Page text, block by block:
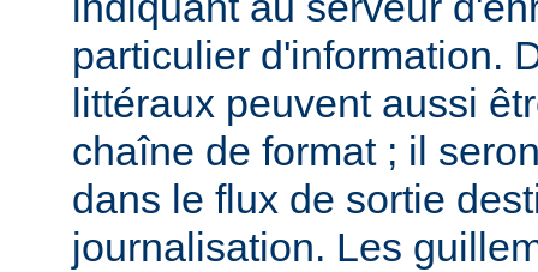
particulier d'information.
littéraux peuvent aussi
chaîne de format ; il
dans le flux de sortie
journalisation. Les